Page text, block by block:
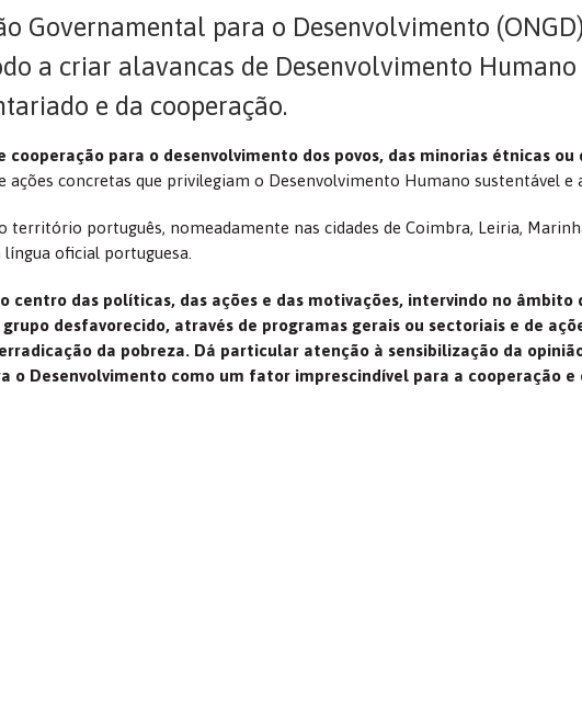
Governamental para o Desenvolvimento
a criar alavancas de Desenvolvimento
e da cooperação.
cooperação para o desenvolvimento dos povos, das minorias étnicas
concretas que privilegiam o Desenvolvimento Humano sustentável e
território português, nomeadamente nas cidades de Coimbra, Leiria,
oficial portuguesa.
o centro das políticas, das ações e das motivações, intervindo no
desfavorecido, através de programas gerais ou sectoriais e de
da pobreza. Dá particular atenção à sensibilização da
o Desenvolvimento como um fator imprescindível para a cooperação